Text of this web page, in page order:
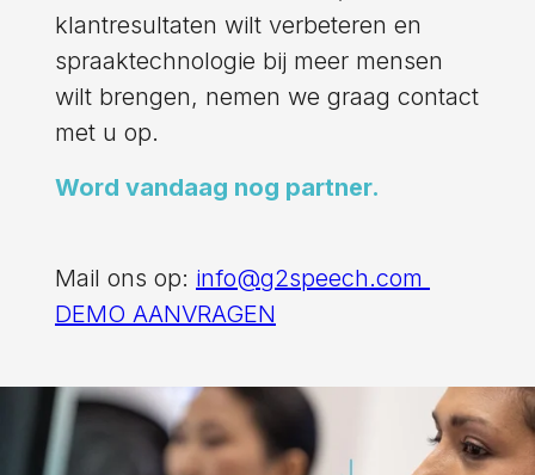
klantresultaten wilt verbeteren en
spraaktechnologie bij meer mensen
wilt brengen, nemen we graag contact
met u op.
Word vandaag nog partner.
Mail ons op: info@g2speech.com
DEMO AANVRAGEN